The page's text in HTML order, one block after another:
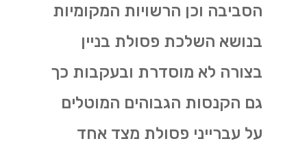
הסביבה וכן הרשויות המקומיות
בנושא השלכת פסולת בניין
בצורה לא מוסדרת ובעקבות כך
גם הקנסות הגבוהים המוטלים
על עברייני פסולת מצד אחד